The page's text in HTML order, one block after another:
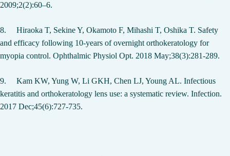
2009;2(2):60–6.
8.
Hiraoka T, Sekine Y, Okamoto F, Mihashi T, Oshika T. Safety
and efficacy following 10-years of overnight orthokeratology for
myopia control. Ophthalmic Physiol Opt. 2018 May;38(3):281-289.
9.
Kam KW, Yung W, Li GKH, Chen LJ, Young AL. Infectious
keratitis and orthokeratology lens use: a systematic review. Infection.
2017 Dec;45(6):727-735.